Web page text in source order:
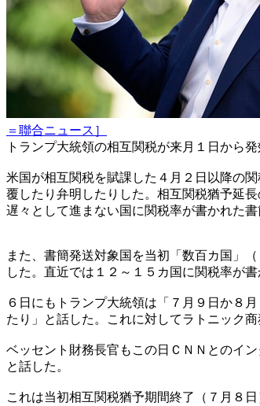
＝聯合ニュース］
トランプ大統領の相互関税が来月１日から
米国が相互関税を賦課した４月２日以降の
覆したり弁明したりした。相互関税猶予延
遅々として進まない国に関税率が書かれた
また、書簡発送対象国を当初「数百カ国」
した。直近では１２～１５カ国に関税率が
６日にもトランプ大統領は「７月９日か８
たり」と話した。これに対してラトニック
ベッセント財務長官もこの日ＣＮＮとのイ
と話した。
これは当初相互関税猶予期間終了（７月８